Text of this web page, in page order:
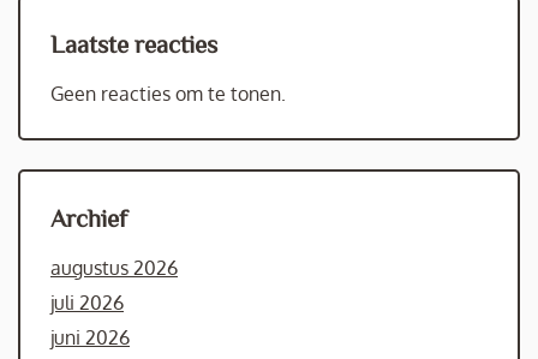
Laatste reacties
Geen reacties om te tonen.
Archief
augustus 2026
juli 2026
juni 2026